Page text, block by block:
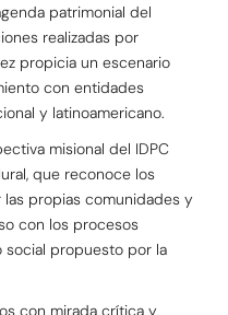
patrimonial del
realizadas por
propicia un escenario
con entidades
y latinoamericano.
misional del IDPC
que reconoce los
propias comunidades y
con los procesos
propuesto por la
con mirada crítica y